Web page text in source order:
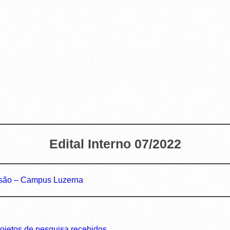
Edital Interno 07/2022
– Campus Luzerna